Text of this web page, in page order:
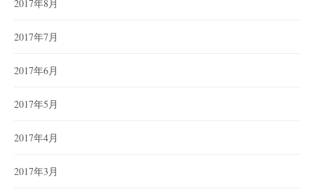
2017年8月
2017年7月
2017年6月
2017年5月
2017年4月
2017年3月